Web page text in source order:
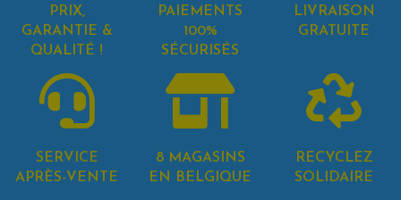
PRIX,
GARANTIE &
QUALITÉ !
PAIEMENTS
100%
SÉCURISÉS
LIVRAISON
GRATUITE
SERVICE
APRÈS-VENTE
8 MAGASINS
EN BELGIQUE
RECYCLEZ
SOLIDAIRE